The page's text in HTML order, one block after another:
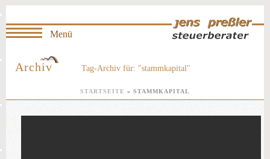
Archiv Tag-Archiv für: "stammkapital"
STARTSEITE » STAMMKAPITAL